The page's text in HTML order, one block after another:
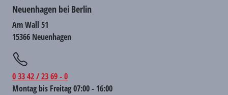
Neuenhagen bei Berlin
Am Wall 51
15366 Neuenhagen
0 33 42 / 23 69 - 0
Montag bis Freitag 07:00 - 16:00